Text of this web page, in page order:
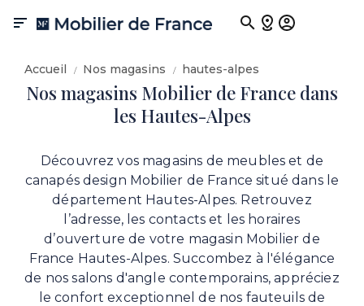

Accueil Nos magasins hautes-alpes
Nos magasins Mobilier de France dans
les Hautes-Alpes
Découvrez vos magasins de meubles et de
canapés design Mobilier de France situé dans le
département Hautes-Alpes. Retrouvez
l’adresse, les contacts et les horaires
d’ouverture de votre magasin Mobilier de
France Hautes-Alpes. Succombez à l'élégance
de nos salons d'angle contemporains, appréciez
le confort exceptionnel de nos fauteuils de